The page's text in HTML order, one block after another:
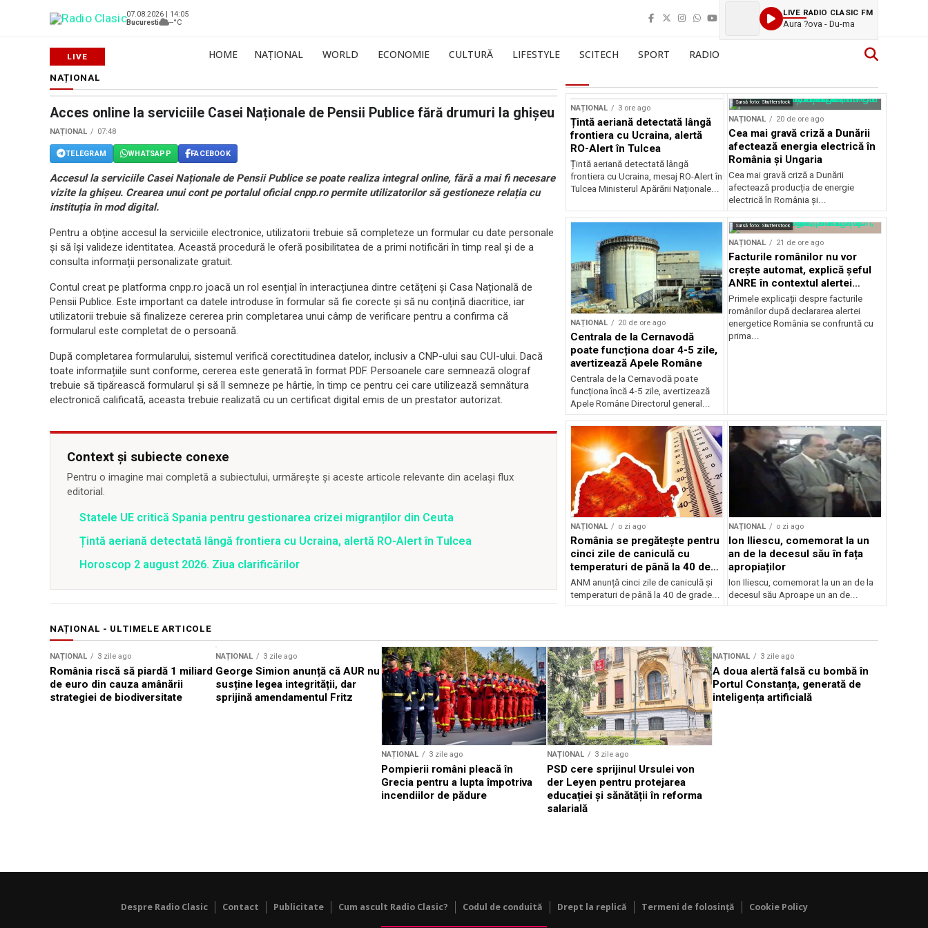
07.08.2026 | 14:05
Bucuresti
--°C
LIVE RADIO CLASIC FM
Aura ?ova - Du-ma
HOME NAȚIONAL WORLD ECONOMIE CULTURĂ LIFESTYLE SCITECH SPORT RADIO
NAȚIONAL
Acces online la serviciile Casei Naționale de Pensii Publice fără drumuri la ghișeu
NAȚIONAL 07:48
TELEGRAM WHATSAPP FACEBOOK
Accesul la serviciile Casei Naționale de Pensii Publice se poate realiza integral online, fără a mai fi necesare
vizite la ghișeu. Crearea unui cont pe portalul oficial cnpp.ro permite utilizatorilor să gestioneze relația cu
instituția în mod digital.
Pentru a obține accesul la serviciile electronice, utilizatorii trebuie să completeze un formular cu date personale
și să își valideze identitatea. Această procedură le oferă posibilitatea de a primi notificări în timp real și de a
consulta informații personalizate gratuit.
Contul creat pe platforma cnpp.ro joacă un rol esențial în interacțiunea dintre cetățeni și Casa Națională de
Pensii Publice. Este important ca datele introduse în formular să fie corecte și să nu conțină diacritice, iar
utilizatorii trebuie să finalizeze cererea prin completarea unui câmp de verificare pentru a confirma că
formularul este completat de o persoană.
După completarea formularului, sistemul verifică corectitudinea datelor, inclusiv a CNP-ului sau CUI-ului. Dacă
toate informațiile sunt conforme, cererea este generată în format PDF. Persoanele care semnează olograf
trebuie să tipărească formularul și să îl semneze pe hârtie, în timp ce pentru cei care utilizează semnătura
electronică calificată, aceasta trebuie realizată cu un certificat digital emis de un prestator autorizat.
Context și subiecte conexe
Pentru o imagine mai completă a subiectului, urmărește și aceste articole relevante din același flux
editorial.
Statele UE critică Spania pentru gestionarea crizei migranților din Ceuta
Țintă aeriană detectată lângă frontiera cu Ucraina, alertă RO-Alert în Tulcea
Horoscop 2 august 2026. Ziua clarificărilor
NAȚIONAL 3 ore ago
Țintă aeriană detectată lângă
frontiera cu Ucraina, alertă
RO-Alert în Tulcea
Țintă aeriană detectată lângă
frontiera cu Ucraina, mesaj RO-Alert în
Tulcea Ministerul Apărării Naționale...
Sursă foto: Shutterstock
NAȚIONAL 20 de ore ago
Cea mai gravă criză a Dunării
afectează energia electrică în
România și Ungaria
Cea mai gravă criză a Dunării
afectează producția de energie
electrică în România și...
NAȚIONAL 20 de ore ago
Centrala de la Cernavodă
poate funcționa doar 4-5 zile,
avertizează Apele Române
Centrala de la Cernavodă poate
funcționa încă 4-5 zile, avertizează
Apele Române Directorul general...
Sursă foto: Shutterstock
NAȚIONAL 21 de ore ago
Facturile românilor nu vor
crește automat, explică șeful
ANRE în contextul alertei
energetice
Primele explicații despre facturile
românilor după declararea alertei
energetice România se confruntă cu
prima...
NAȚIONAL o zi ago
România se pregătește pentru
cinci zile de caniculă cu
temperaturi de până la 40 de
grade
ANM anunță cinci zile de caniculă și
temperaturi de până la 40 de grade...
NAȚIONAL o zi ago
Ion Iliescu, comemorat la un
an de la decesul său în fața
apropiaților
Ion Iliescu, comemorat la un an de la
decesul său Aproape un an de...
NAȚIONAL - ULTIMELE ARTICOLE
NAȚIONAL 3 zile ago
România riscă să piardă 1 miliard
de euro din cauza amânării
strategiei de biodiversitate
NAȚIONAL 3 zile ago
George Simion anunță că AUR nu
susține legea integrității, dar
sprijină amendamentul Fritz
NAȚIONAL 3 zile ago
Pompierii români pleacă în
Grecia pentru a lupta împotriva
incendiilor de pădure
NAȚIONAL 3 zile ago
PSD cere sprijinul Ursulei von
der Leyen pentru protejarea
educației și sănătății în reforma
salarială
NAȚIONAL 3 zile ago
A doua alertă falsă cu bombă în
Portul Constanța, generată de
inteligența artificială
Despre Radio Clasic Contact Publicitate Cum ascult Radio Clasic? Codul de conduită Drept la replică Termeni de folosință Cookie Policy